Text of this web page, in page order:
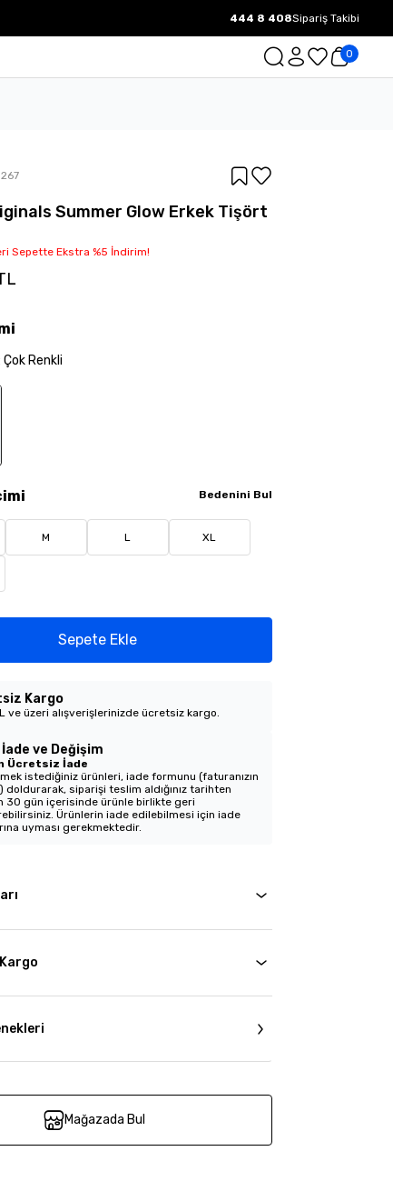
1000 TL ve üzeri Ücretsiz Kargo.
444 8 408Sipariş Takibi
0
Summer Glow Erkek Tişört
Sepette Ekstra %5 İndirim!
Bedenini Bul
M L XL
Çok Renkli
Sepete Ekle
Kargo
ve üzeri alışverişlerinizde ücretsiz kargo.
İade ve Değişim
Ücretsiz İade
istediğiniz ürünleri, iade formunu (faturanızın
doldurarak, siparişi teslim aldığınız tarihten
30 gün içerisinde ürünle birlikte geri
Ürünlerin iade edilebilmesi için iade
uyması gerekmektedir.
Mağazada Bul